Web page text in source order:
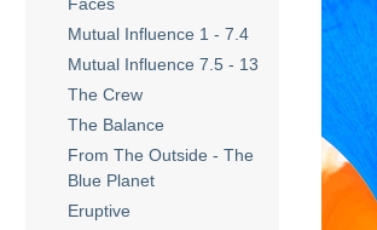
Mutual Influence 1 - 7.4
Mutual Influence 7.5 - 13
The Crew
The Balance
From The Outside - The
Blue Planet
Eruptive